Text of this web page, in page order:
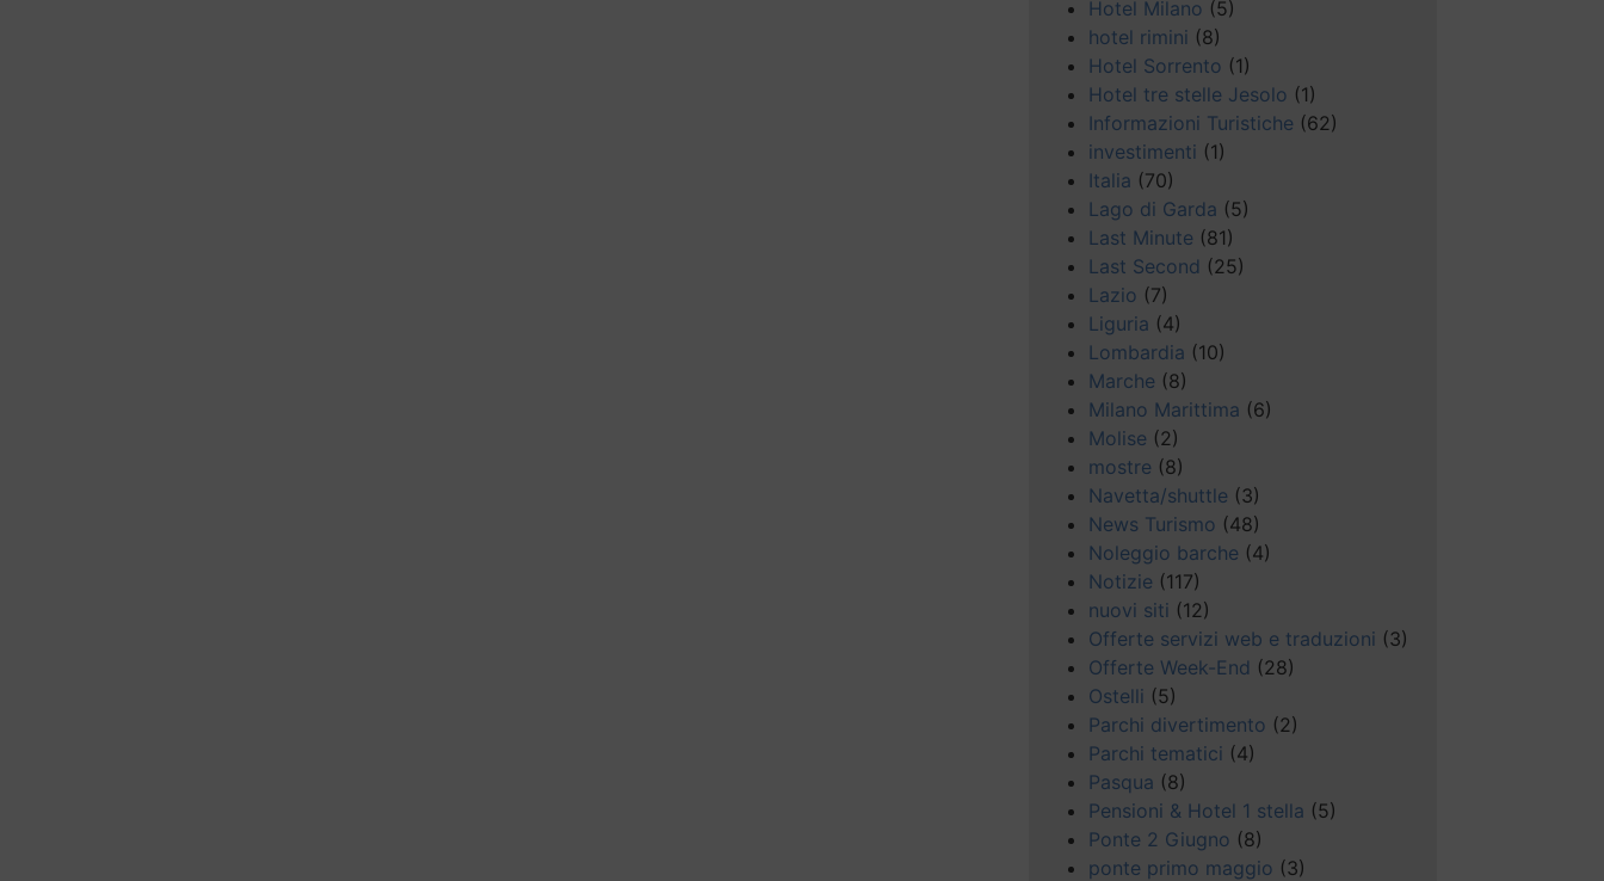
Hotel Milano (5)
hotel rimini (8)
Hotel Sorrento (1)
Hotel tre stelle Jesolo (1)
Informazioni Turistiche (62)
investimenti (1)
Italia (70)
Lago di Garda (5)
Last Minute (81)
Last Second (25)
Lazio (7)
Liguria (4)
Lombardia (10)
Marche (8)
Milano Marittima (6)
Molise (2)
mostre (8)
Navetta/shuttle (3)
News Turismo (48)
Noleggio barche (4)
Notizie (117)
nuovi siti (12)
Offerte servizi web e traduzioni (3)
Offerte Week-End (28)
Ostelli (5)
Parchi divertimento (2)
Parchi tematici (4)
Pasqua (8)
Pensioni & Hotel 1 stella (5)
Ponte 2 Giugno (8)
ponte primo maggio (3)